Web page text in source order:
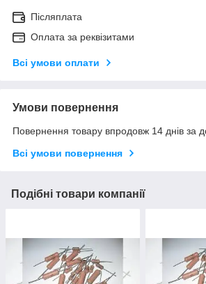
Післяплата
Оплата за реквізитами
Всі умови оплати
Умови повернення
Повернення товару впродовж 14 днів за
Всі умови повернення
Подібні товари компанії